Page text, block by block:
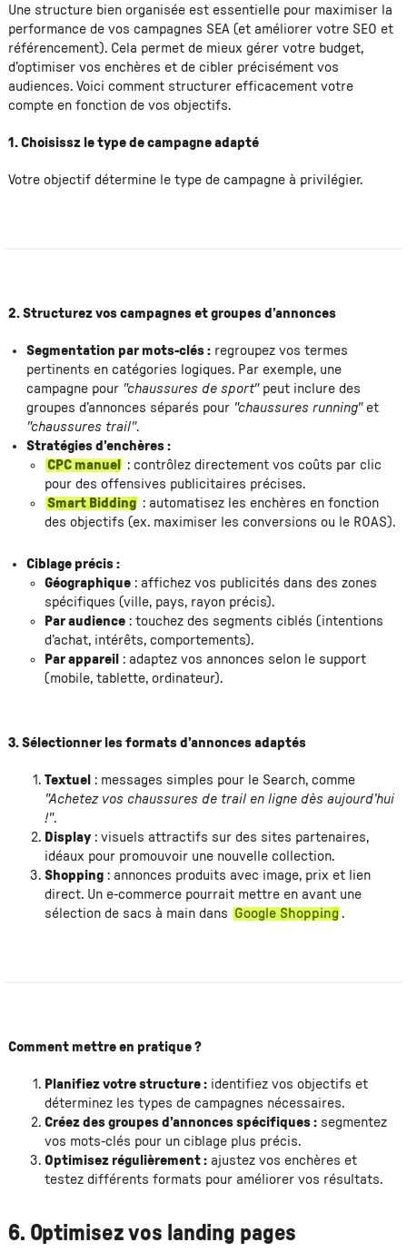
Une structure bien organisée est essentielle pour maximiser la
performance de vos campagnes SEA (et améliorer votre SEO et
référencement). Cela permet de mieux gérer votre budget,
d’optimiser vos enchères et de cibler précisément vos
audiences. Voici comment structurer efficacement votre
compte en fonction de vos objectifs.
1. Choisissz le type de campagne adapté
Votre objectif détermine le type de campagne à privilégier.
2. Structurez vos campagnes et groupes d’annonces
Segmentation par mots-clés :regroupez vos termes
pertinents en catégories logiques. Par exemple, une
campagne pour "chaussures de sport"peut inclure des
groupes d’annonces séparés pour "chaussures running"et
"chaussures trail".
Stratégies d’enchères :
CPC manuel : contrôlez directement vos coûts par clic
pour des offensives publicitaires précises.
Smart Bidding : automatisez les enchères en fonction
des objectifs (ex. maximiser les conversions ou le ROAS).
Ciblage précis :
Géographique: affichez vos publicités dans des zones
spécifiques (ville, pays, rayon précis).
Par audience: touchez des segments ciblés (intentions
d’achat, intérêts, comportements).
Par appareil : adaptez vos annonces selon le support
(mobile, tablette, ordinateur).
3. Sélectionner les formats d’annonces adaptés
Textuel : messages simples pour le Search, comme
"Achetez vos chaussures de trail en ligne dès aujourd’hui
!".
Display: visuels attractifs sur des sites partenaires,
idéaux pour promouvoir une nouvelle collection.
Shopping: annonces produits avec image, prix et lien
direct. Un e-commerce pourrait mettre en avant une
sélection de sacs à main dans Google Shopping .
Comment mettre en pratique ?
Planifiez votre structure :identifiez vos objectifs et
déterminez les types de campagnes nécessaires.
Créez des groupes d’annonces spécifiques :segmentez
vos mots-clés pour un ciblage plus précis.
Optimisez régulièrement :ajustez vos enchères et
testez différents formats pour améliorer vos résultats.
6. Optimisez vos landing pages